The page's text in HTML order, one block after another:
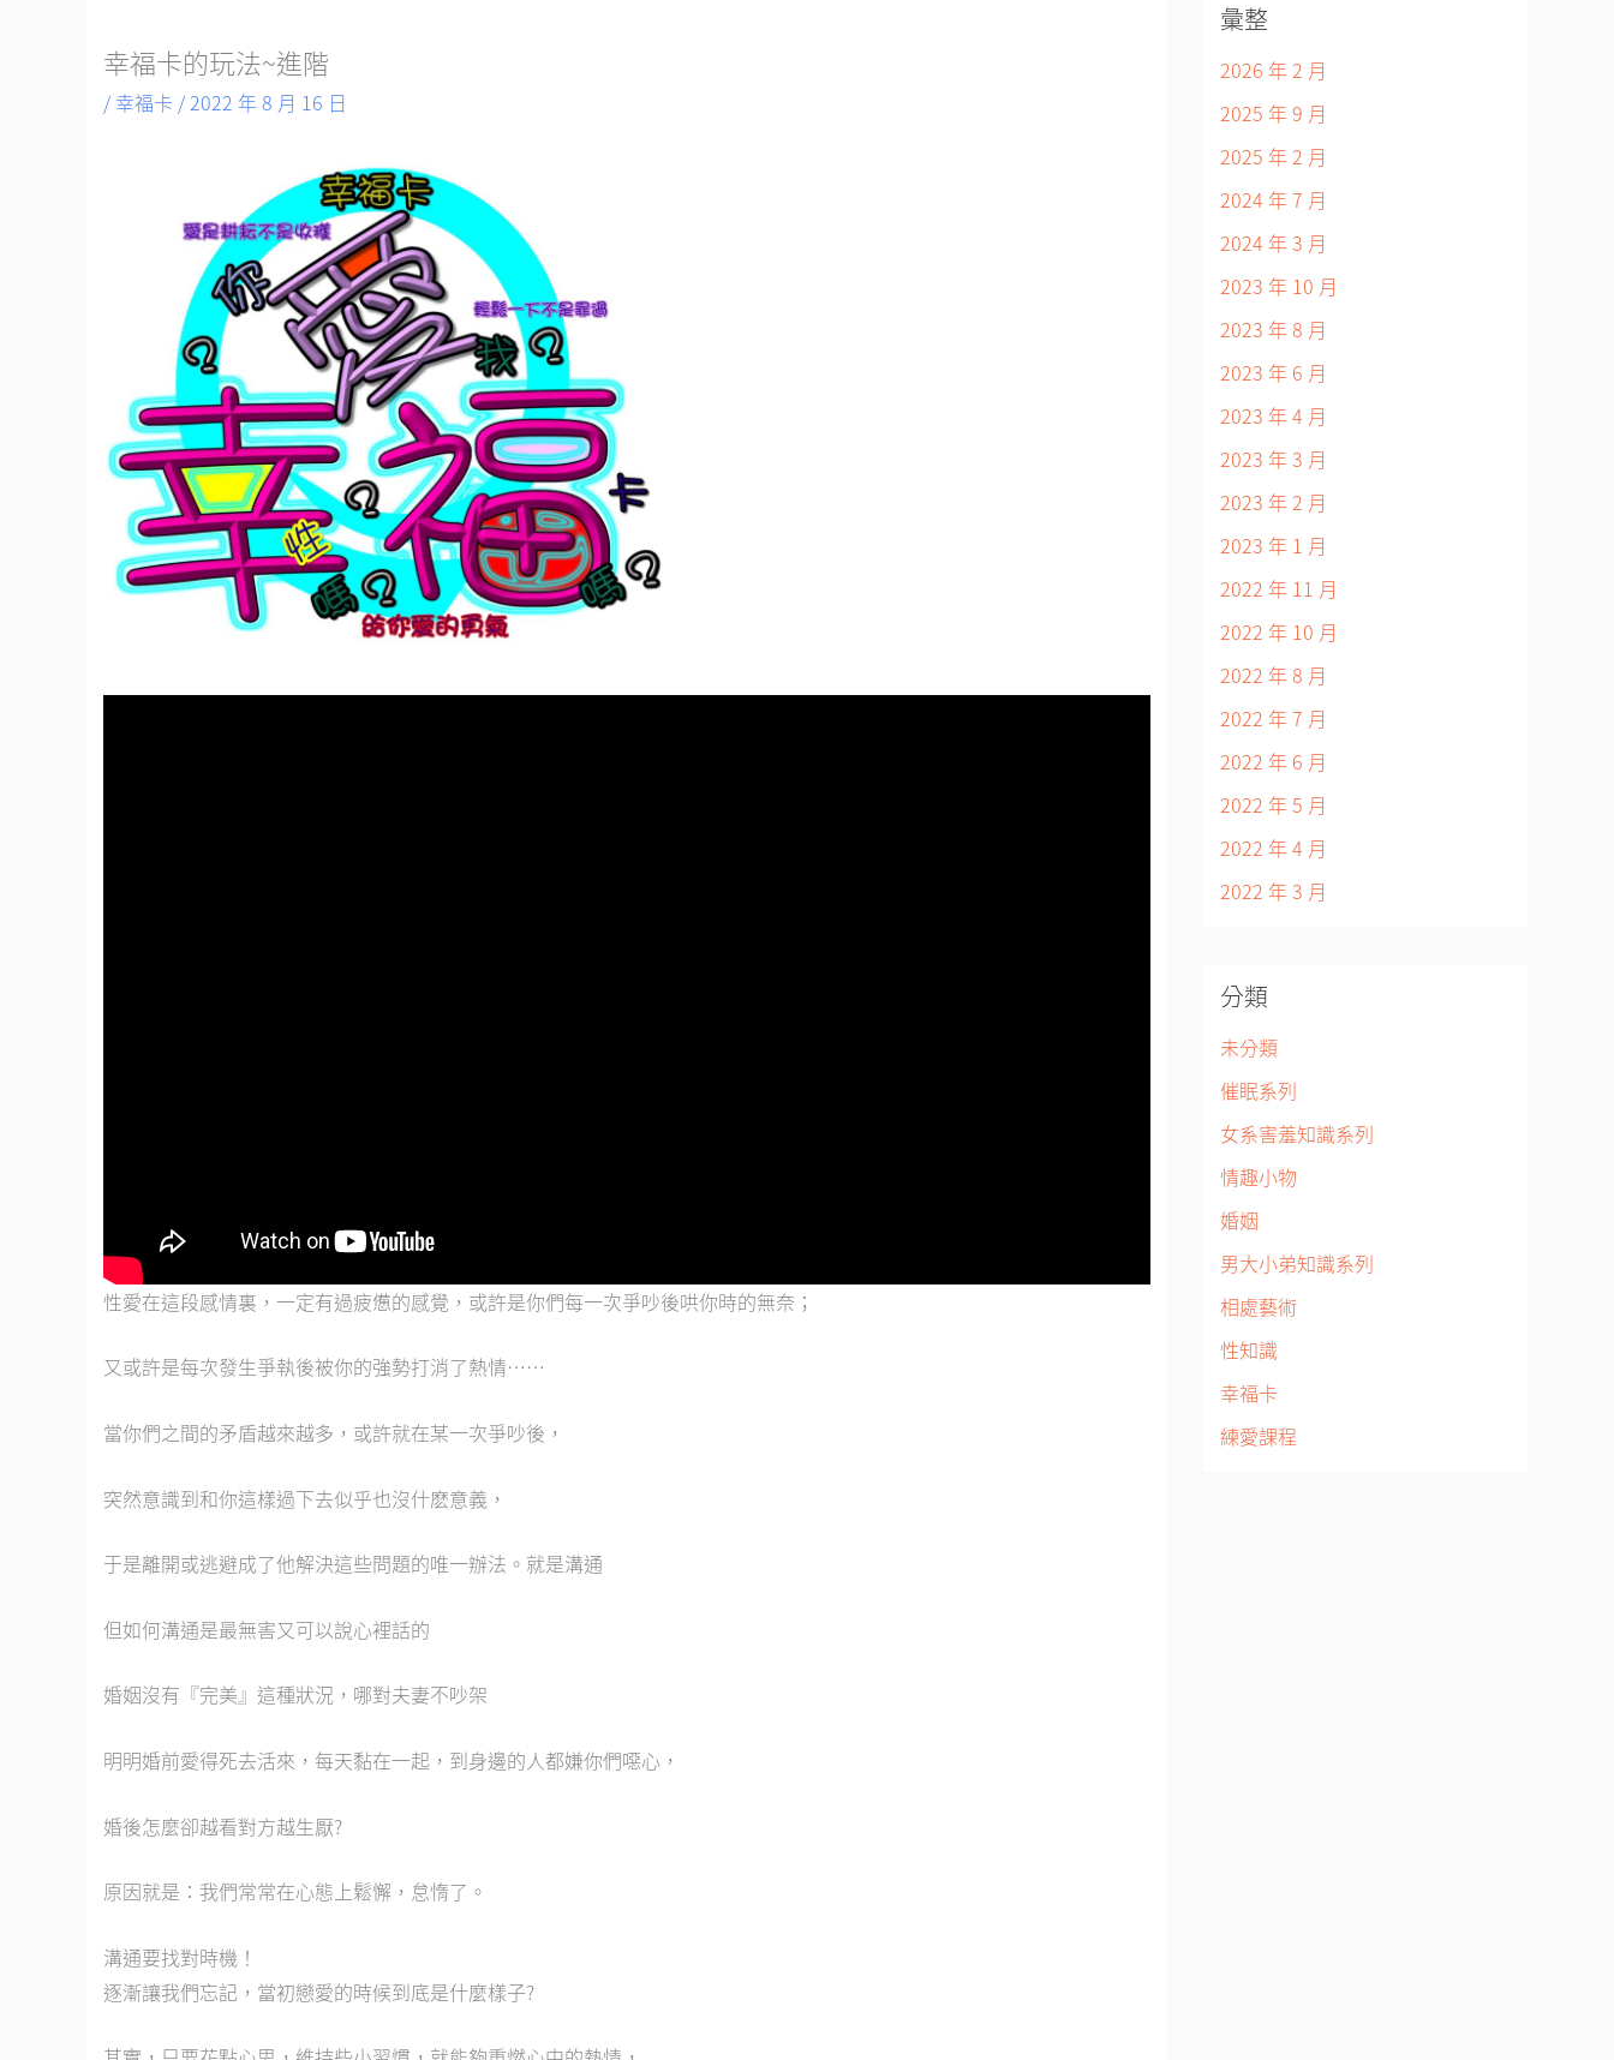
幸福卡的玩法~進階
/ 幸福卡 /2022 年 8 月 16 日
性愛在這段感情裏，一定有過疲憊的感覺，或許是你們每一次爭吵後哄你時的無奈；
又或許是每次發生爭執後被你的強勢打消了熱情……
當你們之間的矛盾越來越多，或許就在某一次爭吵後，
突然意識到和你這樣過下去似乎也沒什麽意義，
于是離開或逃避成了他解決這些問題的唯一辦法。就是溝通
但如何溝通是最無害又可以說心裡話的
婚姻沒有『完美』這種狀況，哪對夫妻不吵架
明明婚前愛得死去活來，每天黏在一起，到身邊的人都嫌你們噁心，
婚後怎麼卻越看對方越生厭?
原因就是：我們常常在心態上鬆懈，怠惰了。
溝通要找對時機！
逐漸讓我們忘記，當初戀愛的時候到底是什麼樣子?
彙整
2026 年 2 月
2025 年 9 月
2025 年 2 月
2024 年 7 月
2024 年 3 月
2023 年 10 月
2023 年 8 月
2023 年 6 月
2023 年 4 月
2023 年 3 月
2023 年 2 月
2023 年 1 月
2022 年 11 月
2022 年 10 月
2022 年 8 月
2022 年 7 月
2022 年 6 月
2022 年 5 月
2022 年 4 月
2022 年 3 月
分類
未分類
催眠系列
女系害羞知識系列
情趣小物
婚姻
男大小弟知識系列
相處藝術
性知識
幸福卡
練愛課程